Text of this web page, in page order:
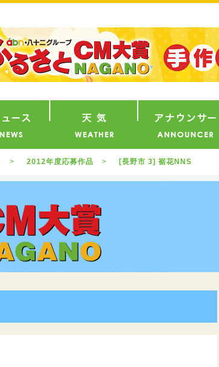
2012年度応募作品 [長野市 3] 裾花NNS